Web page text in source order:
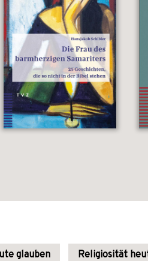
glauben Religiosität